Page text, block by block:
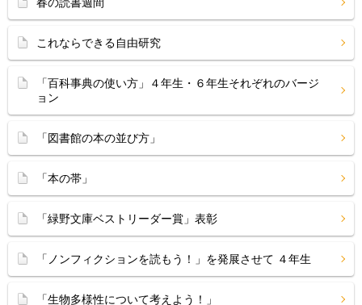
これならできる自由研究
「百科事典の使い方」４年生・６年生それぞれのバージ
ョン
「図書館の本の並び方」
「本の帯」
「緑野文庫ベストリーダー賞」表彰
「ノンフィクションを読もう！」を発展させて ４年生
「生物多様性について考えよう！」